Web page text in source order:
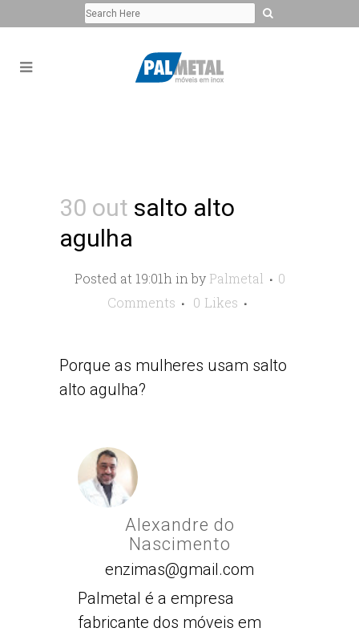
30 out salto alto
agulha
Posted at 19:01h inby Palmetal
0
Comments
0 Likes
Porque as mulheres usam salto
alto agulha?
Alexandre do
Nascimento
enzimas@gmail.com
Palmetal é a empresa
fabricante dos móveis em